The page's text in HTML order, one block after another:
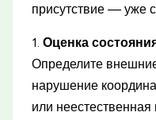
присутствие — уже
1.Оценка
Определите
нарушение
или